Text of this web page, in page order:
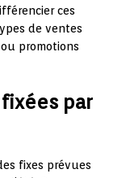
ces
de ventes
promotions
par
fixes prévues